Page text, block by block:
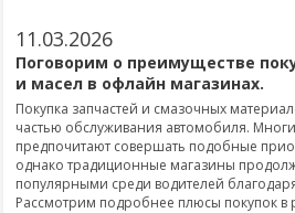
11.03.2026
Поговорим о преимуществе
и масел в офлайн магазинах.
Покупка запчастей и смазочных
частью обслуживания автомобиля.
предпочитают совершать подобные
однако традиционные магазины
популярными среди водителей
Рассмотрим подробнее плюсы покупок в